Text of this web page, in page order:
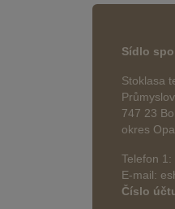
Sídlo
Stoklasa
747 23
okres
Telefon
E-mail:
Číslo